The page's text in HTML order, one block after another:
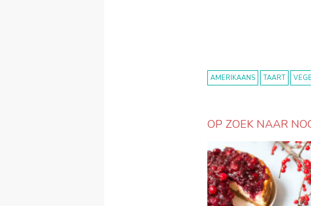
AMERIKAANS TAART
OP ZOEK NAAR